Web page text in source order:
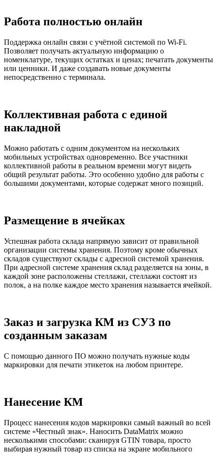
Работа полностью онлайн
Поддержка онлайн связи с учётной системой по Wi-Fi.
Позволяет получать актуальную информацию о
номенклатуре, текущих остатках и ценах; печатать документы
или ценники. И даже создавать новые документы
непосредственно с терминала.
Коллективная работа с единой
накладной
Можно работать с одним документом на нескольких
мобильных устройствах одновременно. Все участники
коллективной работы в реальном времени могут видеть
общий результат работы. Это особенно удобно для работы с
большими документами, которые содержат много позиций.
Размещение в ячейках
Успешная работа склада напрямую зависит от правильной
организации системы хранения. Поэтому кроме обычных
складов существуют склады с адресной системой хранения.
При адресной системе хранения склад разделяется на зоны, в
каждой зоне расположены стеллажи, стеллажи состоят из
полок, а на полке каждое место хранения называется ячейкой.
Заказ и загрузка КМ из СУЗ по
созданным заказам
С помощью данного ПО можно получать нужные коды
маркировки для печати этикеток на любом принтере.
Нанесение КМ
Процесс нанесения кодов маркировки самый важный во всей
системе «Честный знак». Наносить DataMatrix можно
несколькими способами: сканируя GTIN товара, просто
выбирая нужный товар из списка на экране мобильного